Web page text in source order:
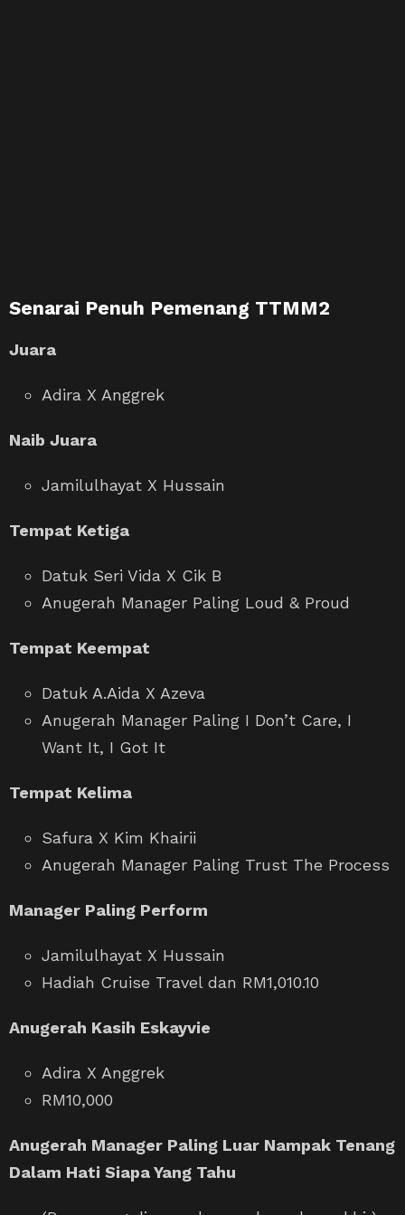
Senarai Penuh Pemenang TTMM2
Juara
Adira X Anggrek
Naib Juara
Jamilulhayat X Hussain
Tempat Ketiga
Datuk Seri Vida X Cik B
Anugerah Manager Paling Loud & Proud
Tempat Keempat
Datuk A.Aida X Azeva
Anugerah Manager Paling I Don’t Care, I
Want It, I Got It
Tempat Kelima
Safura X Kim Khairii
Anugerah Manager Paling Trust The Process
Manager Paling Perform
Jamilulhayat X Hussain
Hadiah Cruise Travel dan RM1,010.10
Anugerah Kasih Eskayvie
Adira X Anggrek
RM10,000
Anugerah Manager Paling Luar Nampak Tenang
Dalam Hati Siapa Yang Tahu